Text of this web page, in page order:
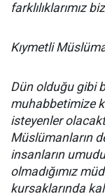
farklılıklarımız
Kıymetli
Dün olduğu gibi
muhabbetimize
isteyenler
Müslümanların
insanların
olmadığımız
kursaklarında